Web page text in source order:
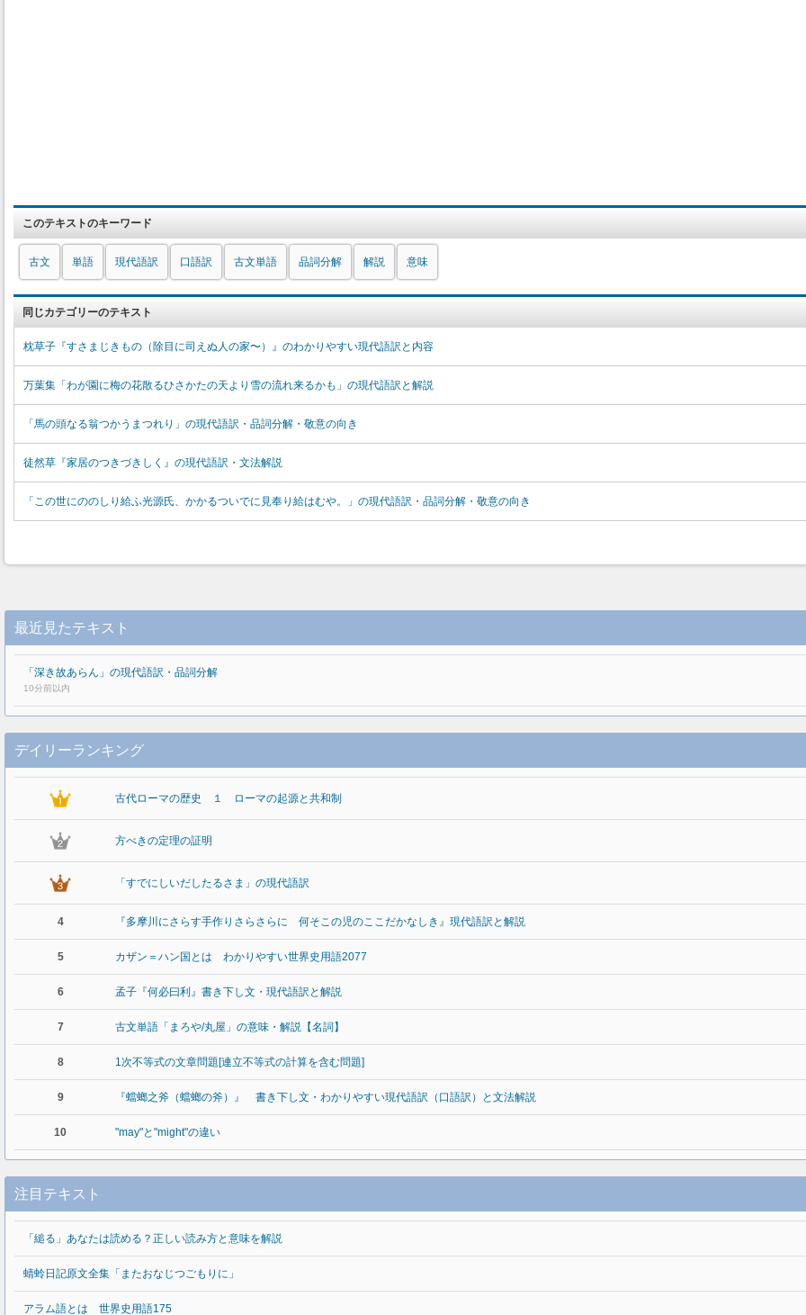
このテキストのキーワード
古文 単語 現代語訳 口語訳 古文単語 品詞分解 解説 意味
同じカテゴリーのテキスト
枕草子『すさまじきもの（除目に司えぬ人の家〜）』のわかりやすい現代語訳と内容
万葉集「わが園に梅の花散るひさかたの天より雪の流れ来るかも」の現代語訳と解説
「馬の頭なる翁つかうまつれり」の現代語訳・品詞分解・敬意の向き
徒然草『家居のつきづきしく』の現代語訳・文法解説
「この世にののしり給ふ光源氏、かかるついでに見奉り給はむや。」の現代語訳・品詞分解・敬意の向き
最近見たテキスト
「深き故あらん」の現代語訳・品詞分解
10分前以内
デイリーランキング
古代ローマの歴史 １ ローマの起源と共和制
方べきの定理の証明
「すでにしいだしたるさま」の現代語訳
4 『多摩川にさらす手作りさらさらに 何そこの児のここだかなしき』現代語訳と解説
5 カザン＝ハン国とは わかりやすい世界史用語2077
6 孟子『何必曰利』書き下し文・現代語訳と解説
7 古文単語「まろや/丸屋」の意味・解説【名詞】
8 1次不等式の文章問題[連立不等式の計算を含む問題]
9 『蟷螂之斧（蟷螂の斧）』 書き下し文・わかりやすい現代語訳（口語訳）と文法解説
10 "may"と"might"の違い
注目テキスト
「縋る」あなたは読める？正しい読み方と意味を解説
蜻蛉日記原文全集「またおなじつごもりに」
アラム語とは 世界史用語175